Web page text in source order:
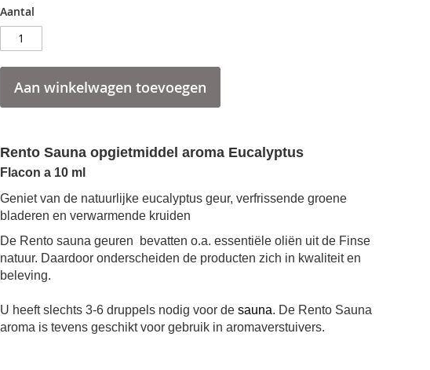
Aantal
Aan winkelwagen toevoegen
Rento Sauna opgietmiddel aroma Eucalyptus
Flacon a 10 ml
Geniet van de natuurlijke eucalyptus geur, verfrissende groene
bladeren en verwarmende kruiden
De Rento sauna geuren bevatten o.a. essentiële oliën uit de Finse
natuur. Daardoor onderscheiden de producten zich in kwaliteit en
beleving.
U heeft slechts 3-6 druppels nodig voor de sauna. De Rento Sauna
aroma is tevens geschikt voor gebruik in aromaverstuivers.